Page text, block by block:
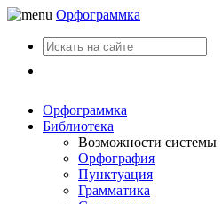
Орфограммка
Орфограммка
Библиотека
Возможности системы
Орфография
Пунктуация
Грамматика